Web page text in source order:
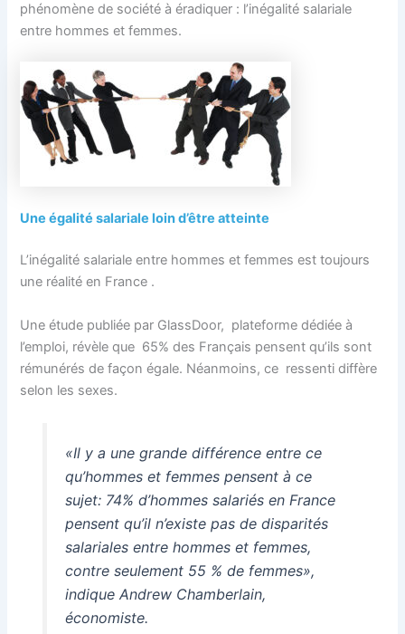
phénomène de société à éradiquer : l’inégalité salariale
entre hommes et femmes.
Une égalité salariale loin d’être atteinte
L’inégalité salariale entre hommes et femmes est toujours
une réalité en France .
Une étude publiée par GlassDoor, plateforme dédiée à
l’emploi, révèle que 65% des Français pensent qu’ils sont
rémunérés de façon égale. Néanmoins, ce ressenti diffère
selon les sexes.
«Il y a une grande différence entre ce
qu’hommes et femmes pensent à ce
sujet: 74% d’hommes salariés en France
pensent qu’il n’existe pas de disparités
salariales entre hommes et femmes,
contre seulement 55 % de femmes»,
indique Andrew Chamberlain,
économiste.